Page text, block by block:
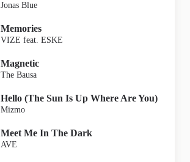
Jonas Blue
Memories
VIZE feat. ESKE
Magnetic
The Bausa
Hello (The Sun Is Up Where Are You)
Mizmo
Meet Me In The Dark
AVE